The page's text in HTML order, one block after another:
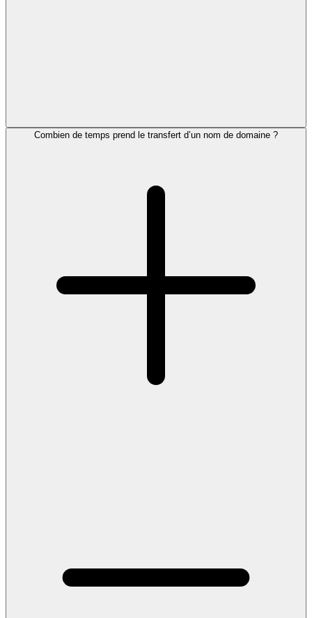
Combien de temps prend le transfert d’un nom de domaine ?